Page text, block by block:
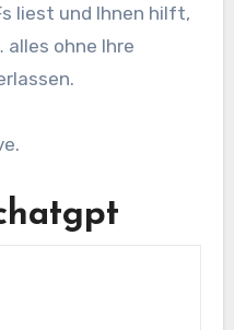
liest und Ihnen hilft,
ohne Ihre